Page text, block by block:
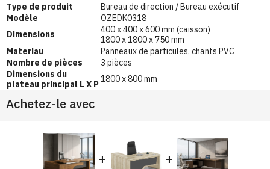
Type de produit
Bureau de direction / Bureau exécutif
Modèle
OZEDK0318
Dimensions
400 x 400 x 600 mm (caisson)
1800 x 1800 x 750 mm
Materiau
Panneaux de particules, chants PVC
Nombre de pièces
3 pièces
Dimensions du
plateau principal L X P 1800 x 800 mm
Achetez-le avec
+ +